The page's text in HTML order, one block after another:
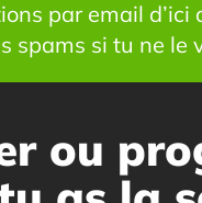
par email d’ici
spams si tu ne le
ou